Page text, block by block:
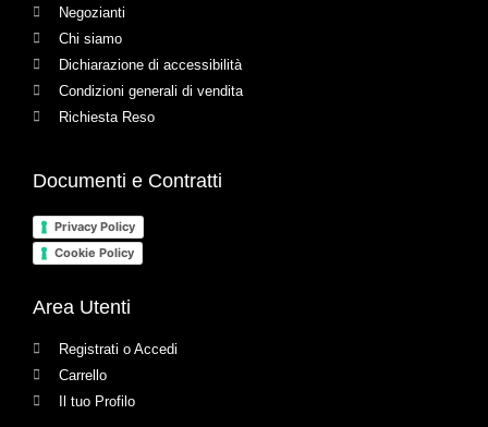
Negozianti
Chi siamo
Dichiarazione di accessibilità
Condizioni generali di vendita
Richiesta Reso
Documenti e Contratti
Privacy Policy
Cookie Policy
Area Utenti
Registrati o Accedi
Carrello
Il tuo Profilo